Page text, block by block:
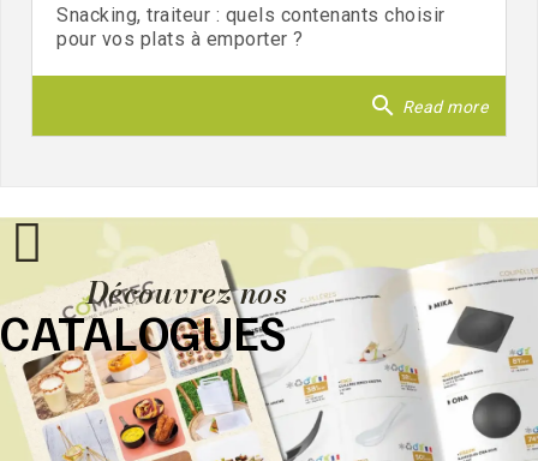
Snacking, traiteur : quels contenants choisir
pour vos plats à emporter ?
search Read more
Découvrez nos
CATALOGUES